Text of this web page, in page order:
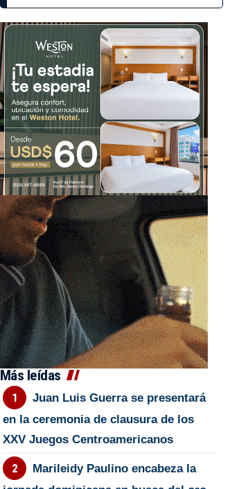
Más leídas
Juan Luis Guerra se presentará
en la ceremonia de clausura de los
XXV Juegos Centroamericanos
Marileidy Paulino encabeza la